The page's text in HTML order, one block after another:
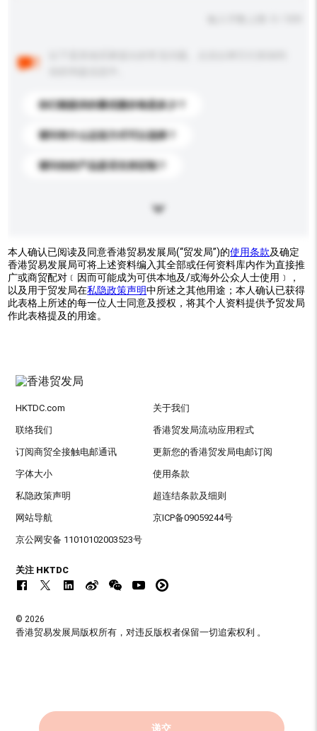
你们能提供的最优惠价格是多少？
请问有什么运送方式可以选择？
请问你的产品是否支持定制？
本人确认已阅读及同意香港贸易发展局(“贸发局”)的使用条款及确定
香港贸易发展局可将上述资料编入其全部或任何资料库内作为直接推
广或商贸配对﹝因而可能成为可供本地及/或海外公众人士使用﹞，
以及用于贸发局在私隐政策声明中所述之其他用途；本人确认已获得
此表格上所述的每一位人士同意及授权，将其个人资料提供予贸发局
作此表格提及的用途。
递交
HKTDC.com 关于我们
联络我们 香港贸发局流动应用程式
订阅商贸全接触电邮通讯 更新您的香港贸发局电邮订阅
字体大小 使用条款
私隐政策声明 超连结条款及细则
网站导航 京ICP备09059244号
京公网安备 11010102003523号
关注 HKTDC
© 2026
香港贸易发展局版权所有，对违反版权者保留一切追索权利 。